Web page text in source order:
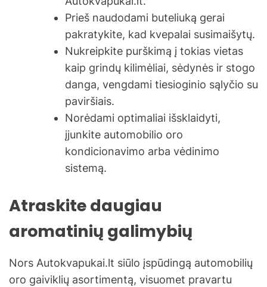
Prieš naudodami buteliuką gerai
pakratykite, kad kvepalai susimaišytų.
Nukreipkite purškimą į tokias vietas
kaip grindų kilimėliai, sėdynės ir stogo
danga, vengdami tiesioginio sąlyčio su
paviršiais.
Norėdami optimaliai išsklaidyti,
įjunkite automobilio oro
kondicionavimo arba vėdinimo
sistemą.
Atraskite daugiau
aromatinių galimybių
Nors Autokvapukai.lt siūlo įspūdingą automobilių
oro gaiviklių asortimentą, visuomet pravartu